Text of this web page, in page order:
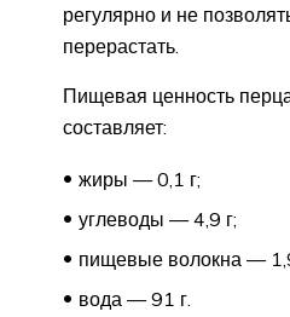
регулярно и не
перерастать.
Пищевая ценность
составляет:
жиры — 0,1 г;
углеводы — 4,9 г;
пищевые волокна —
вода — 91 г.